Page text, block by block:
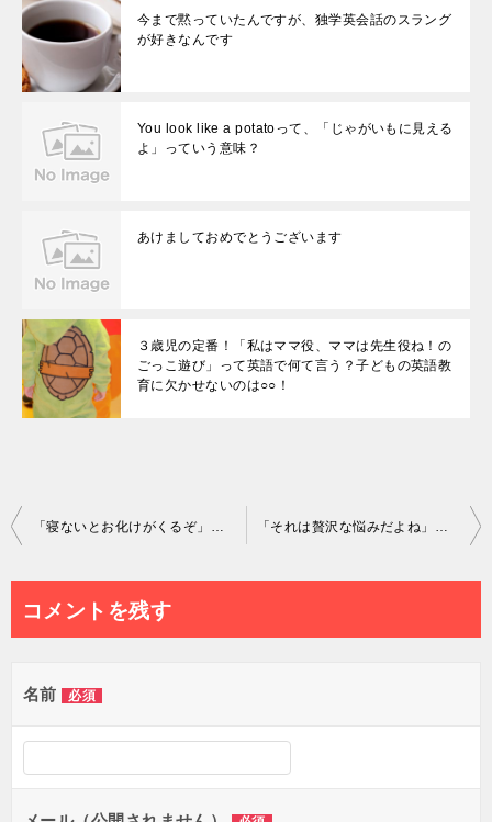
今まで黙っていたんですが、独学英会話のスラング
が好きなんです
You look like a potatoって、「じゃがいもに見える
よ」っていう意味？
あけましておめでとうございます
３歳児の定番！「私はママ役、ママは先生役ね！の
ごっこ遊び」って英語で何て言う？子どもの英語教
育に欠かせないのは○○！
投
ナ
ビ
ゲ
「寝ないとお化けがくるぞ」は英語で何て言う？ 「それは贅沢な悩みだよね」って英語で何て言うの？悩みを相談したい時のフレーズ３選
コメントを残す
名前 必須